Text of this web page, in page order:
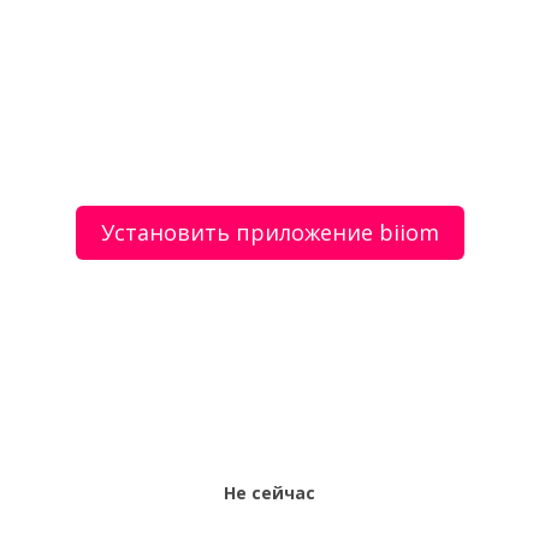
Мой аккаунт
Условия и документы Цены Контакты
Установить приложение biiom
Не сейчас